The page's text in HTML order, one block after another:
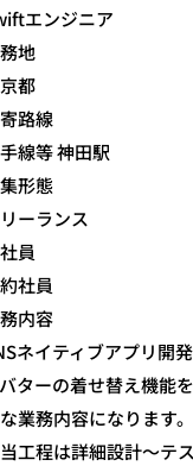
エンジニア
地
都
路線
線等 神田駅
形態
ーランス
員
社員
内容
ネイティブアプリ開
ターの着せ替え機能
業務内容になります。
工程は詳細設計～テ